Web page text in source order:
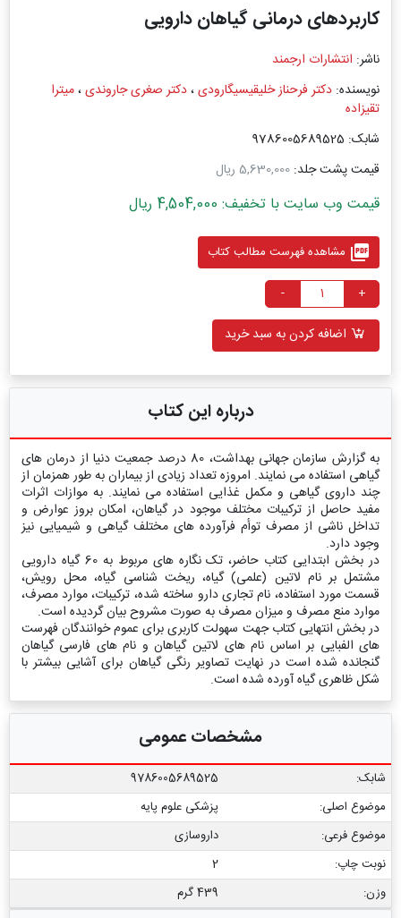
کاربردهای درمانی گیاهان دارویی
ناشر: انتشارات ارجمند
نویسنده: دکتر فرحناز خلیقیسیگارودی،دکتر صغری جاروندی،میترا
تقیزاده
شابک: 9786005689525
قیمت پشت جلد: 5,630,000 ریال
قیمت وب سایت با تخفیف: 4,504,000 ریال
picture_as_pdf مشاهده فهرست مطالب کتاب
+
-
اضافه کردن به سبد خرید
درباره این کتاب
به گزارش سازمان جهانی بهداشت، 80 درصد جمعیت دنیا از درمان های
گیاهی استفاده می نمایند. امروزه تعداد زیادی از بیماران به طور همزمان از
چند داروی گیاهی و مکمل غذایی استفاده می نمایند. به موازات اثرات
مفید حاصل از ترکیبات مختلف موجود در گیاهان، امکان بروز عوارض و
تداخل ناشی از مصرف توأم فرآورده های مختلف گیاهی و شیمیایی نیز
وجود دارد.
در بخش ابتدایی کتاب حاضر، تک نگاره های مربوط به 60 گیاه دارویی
مشتمل بر نام لاتین (علمی) گیاه، ریخت شناسی گیاه، محل رویش،
قسمت مورد استفاده، نام تجاری دارو ساخته شده، ترکیبات، موارد مصرف،
موارد منع مصرف و میزان مصرف به صورت مشروح بیان گردیده است.
در بخش انتهایی کتاب جهت سهولت کاربری برای عموم خوانندگان فهرست
های الفبایی بر اساس نام های لاتین گیاهان و نام های فارسی گیاهان
گنجانده شده است در نهایت تصاویر رنگی گیاهان برای آشایی بیشتر با
شکل ظاهری گیاه آورده شده است.
مشخصات عمومی
شابک:
9786005689525
موضوع اصلی:
پزشکی علوم پایه
موضوع فرعی:
داروسازی
نوبت چاپ:
2
وزن:
439 گرم